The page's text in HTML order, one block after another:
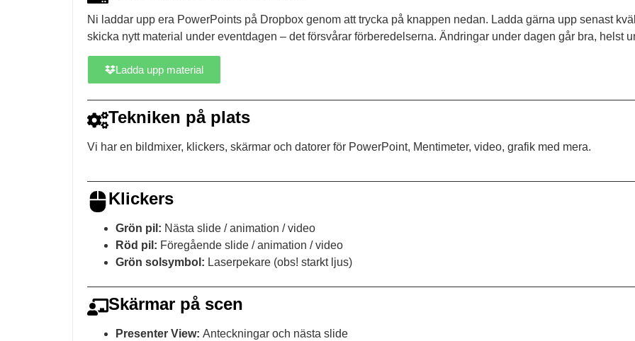
Ni laddar upp era PowerPoints på Dropbox genom att trycka på knappen nedan. Ladda gärna upp senast
skicka nytt material under eventdagen – det försvårar förberedelserna. Ändringar under dagen går bra, helst
Ladda upp material
Tekniken på plats
Vi har en bildmixer, klickers, skärmar och datorer för PowerPoint, Mentimeter, video, grafik med mera.
Klickers
Grön pil: Nästa slide / animation / video
Röd pil: Föregående slide / animation / video
Grön solsymbol: Laserpekare (obs! starkt ljus)
Skärmar på scen
Presenter View: Anteckningar och nästa slide